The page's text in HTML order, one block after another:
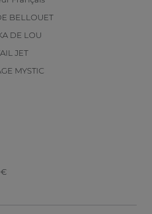
BELLOUET
DE LOU
JET
MYSTIC